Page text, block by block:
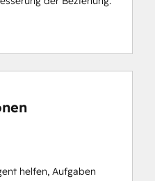
helfen, Aufgaben